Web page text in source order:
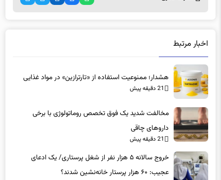
اخبار مرتبط
هشدار؛ ممنوعیت استفاده از «تارترازین» در مواد غذایی
مخالفت شدید یک فوق تخصص روماتولوژی با برخی
داروهای چاقی
خروج سالانه ۵ هزار نفر از شغل پرستاری/ یک ادعای